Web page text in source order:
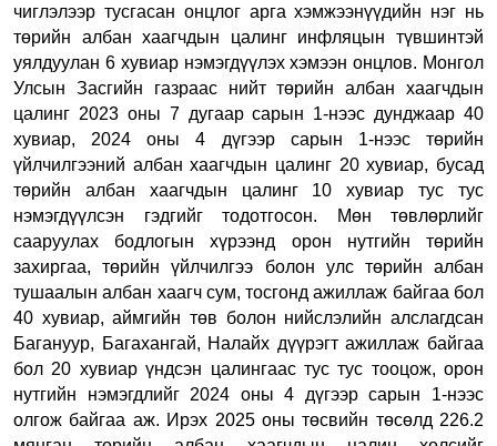
чиглэлээр тусгасан онцлог арга хэмжээнүүдийн нэг нь
төрийн албан хаагчдын цалинг инфляцын түвшинтэй
уялдуулан 6 хувиар нэмэгдүүлэх хэмээн онцлов. Монгол
Улсын Засгийн газраас нийт төрийн албан хаагчдын
цалинг 2023 оны 7 дугаар сарын 1-нээс дунджаар 40
хувиар, 2024 оны 4 дүгээр сарын 1-нээс төрийн
үйлчилгээний албан хаагчдын цалинг 20 хувиар, бусад
төрийн албан хаагчдын цалинг 10 хувиар тус тус
нэмэгдүүлсэн гэдгийг тодотгосон. Мөн төвлөрлийг
сааруулах бодлогын хүрээнд орон нутгийн төрийн
захиргаа, төрийн үйлчилгээ болон улс төрийн албан
тушаалын албан хаагч сум, тосгонд ажиллаж байгаа бол
40 хувиар, аймгийн төв болон нийслэлийн алслагдсан
Багануур, Багахангай, Налайх дүүрэгт ажиллаж байгаа
бол 20 хувиар үндсэн цалингаас тус тус тооцож, орон
нутгийн нэмэгдлийг 2024 оны 4 дүгээр сарын 1-нээс
олгож байгаа аж. Ирэх 2025 оны төсвийн төсөлд 226.2